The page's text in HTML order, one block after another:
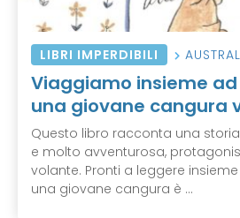
LIBRI IMPERDIBILI
Viaggiamo insieme
una giovane cangura
Questo libro racconta una
e molto avventurosa,
volante. Pronti a leggere
una giovane cangura è ...